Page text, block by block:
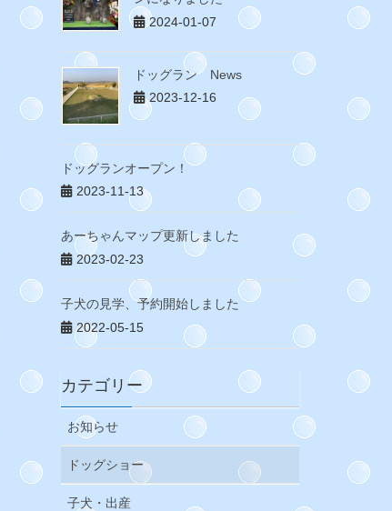
2024-01-07
ドッグラン News
2023-12-16
ドッグランオープン！
2023-11-13
あーちゃんマップ更新しました
2023-02-23
子犬の見学、予約開始しました
2022-05-15
カテゴリー
お知らせ
ドッグショー
子犬・出産